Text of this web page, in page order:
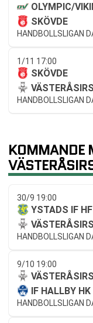
OLYMPIC/
SKÖVDE
HANDBOLLSLIGAN
1/11 17:00
SKÖVDE
HANDBOLLSLIGAN
KOMMANDE
30/9 19:00
YSTADS IF HF
HANDBOLLSLIGAN
9/10 19:00
IF HALLBY HK
HANDBOLLSLIGAN